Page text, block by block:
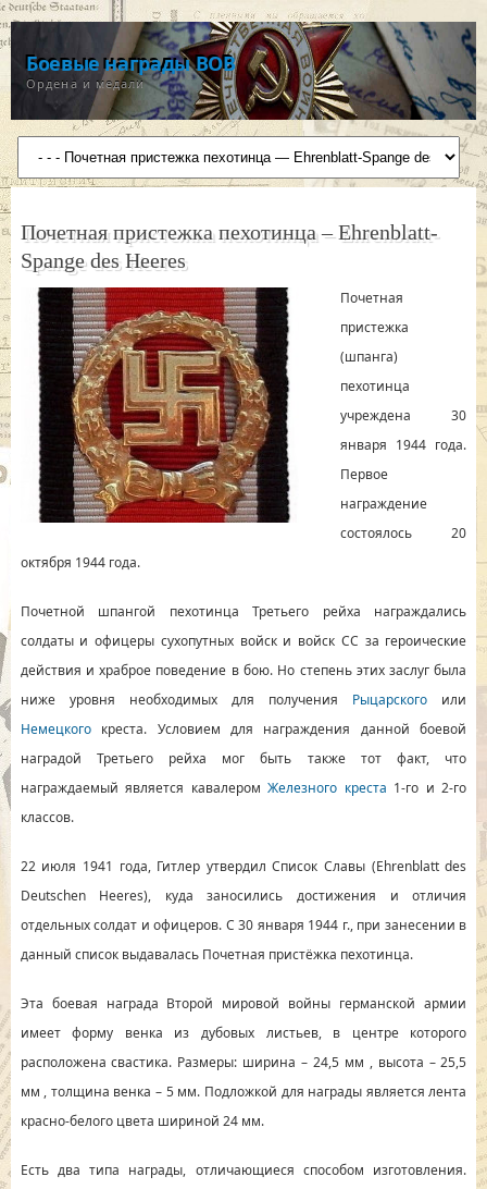
Боевые награды ВОВ
Ордена и медали
Почетная пристежка пехотинца – Ehrenblatt-
Spange des Heeres
Почетная
пристежка
(шпанга)
пехотинца
учреждена 30
января 1944 года.
Первое
награждение
состоялось 20
октября 1944 года.
Почетной шпангой пехотинца Третьего рейха награждались
солдаты и офицеры сухопутных войск и войск СС за героические
действия и храброе поведение в бою. Но степень этих заслуг была
ниже уровня необходимых для получения Рыцарского или
Немецкогокреста. Условием для награждения данной боевой
наградой Третьего рейха мог быть также тот факт, что
награждаемый является кавалеромЖелезного креста 1-го и 2-го
классов.
22 июля 1941 года, Гитлер утвердил Список Славы (Ehrenblatt des
Deutschen Heeres), куда заносились достижения и отличия
отдельных солдат и офицеров. С 30 января 1944 г., при занесении в
данный список выдавалась Почетная пристёжка пехотинца.
Эта боевая награда Второй мировой войны германской армии
имеет форму венка из дубовых листьев, в центре которого
расположена свастика. Размеры: ширина – 24,5 мм , высота – 25,5
мм , толщина венка – 5 мм. Подложкой для награды является лента
красно-белого цвета шириной 24 мм.
Есть два типа награды, отличающиеся способом изготовления.